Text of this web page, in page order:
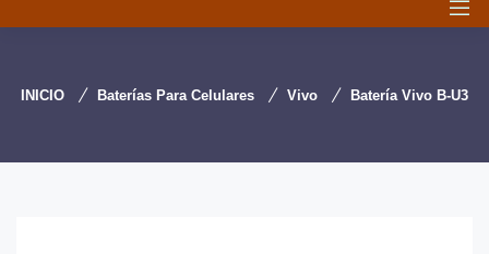
INICIO Baterías Para Celulares Vivo Batería Vivo B-U3